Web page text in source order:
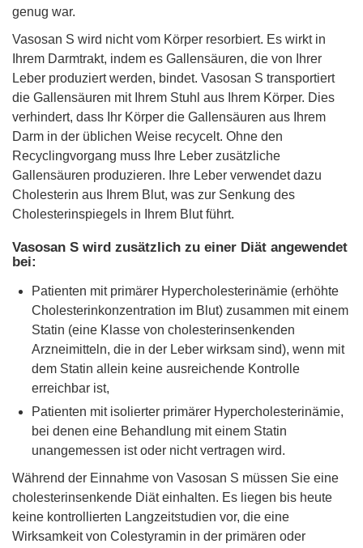
genug war.
Vasosan S wird nicht vom Körper resorbiert. Es wirkt in
Ihrem Darmtrakt, indem es Gallensäuren, die von Ihrer
Leber produziert werden, bindet. Vasosan S transportiert
die Gallensäuren mit Ihrem Stuhl aus Ihrem Körper. Dies
verhindert, dass Ihr Körper die Gallensäuren aus Ihrem
Darm in der üblichen Weise recycelt. Ohne den
Recyclingvorgang muss Ihre Leber zusätzliche
Gallensäuren produzieren. Ihre Leber verwendet dazu
Cholesterin aus Ihrem Blut, was zur Senkung des
Cholesterinspiegels in Ihrem Blut führt.
Vasosan S wird zusätzlich zu einer Diät angewendet
bei:
Patienten mit primärer Hypercholesterinämie (erhöhte
Cholesterinkonzentration im Blut) zusammen mit einem
Statin (eine Klasse von cholesterinsenkenden
Arzneimitteln, die in der Leber wirksam sind), wenn mit
dem Statin allein keine ausreichende Kontrolle
erreichbar ist,
Patienten mit isolierter primärer Hypercholesterinämie,
bei denen eine Behandlung mit einem Statin
unangemessen ist oder nicht vertragen wird.
Während der Einnahme von Vasosan S müssen Sie eine
cholesterinsenkende Diät einhalten. Es liegen bis heute
keine kontrollierten Langzeitstudien vor, die eine
Wirksamkeit von Colestyramin in der primären oder